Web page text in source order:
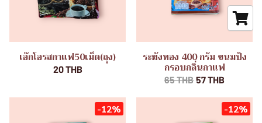
เอ๊กโอรสกาแฟ50เม็ด(ถุง)
20 THB
ระฆังทอง 400 กรัม ขนมปัง
กรอบกลิ่นกาแฟ
65 THB 57 THB
-12% -12%